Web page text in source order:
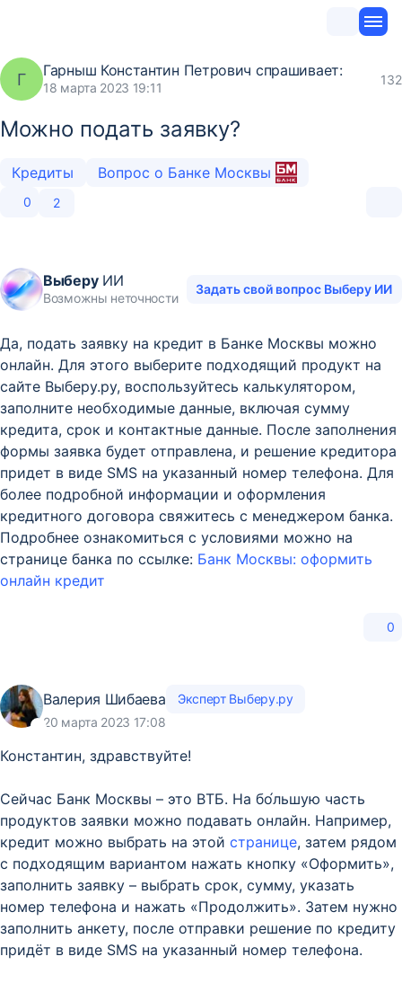
Г Гарныш Константин Петрович спрашивает:
18 марта 2023 19:11
132
Можно подать заявку?
Кредиты Вопрос о Банке Москвы
0 2
ВыберуИИ
Возможны неточности
Задать свой вопрос Выберу ИИ
Да, подать заявку на кредит в Банке Москвы можно
онлайн. Для этого выберите подходящий продукт на
сайте Выберу.ру, воспользуйтесь калькулятором,
заполните необходимые данные, включая сумму
кредита, срок и контактные данные. После заполнения
формы заявка будет отправлена, и решение кредитора
придет в виде SMS на указанный номер телефона. Для
более подробной информации и оформления
кредитного договора свяжитесь с менеджером банка.
Подробнее ознакомиться с условиями можно на
странице банка по ссылке: Банк Москвы: оформить
онлайн кредит
0
Валерия Шибаева
Эксперт Выберу.ру
20 марта 2023 17:08
Константин, здравствуйте!
Сейчас Банк Москвы – это ВТБ. На бо́льшую часть
продуктов заявки можно подавать онлайн. Например,
кредит можно выбрать на этой странице, затем рядом
с подходящим вариантом нажать кнопку «Оформить»,
заполнить заявку – выбрать срок, сумму, указать
номер телефона и нажать «Продолжить». Затем нужно
заполнить анкету, после отправки решение по кредиту
придёт в виде SMS на указанный номер телефона.